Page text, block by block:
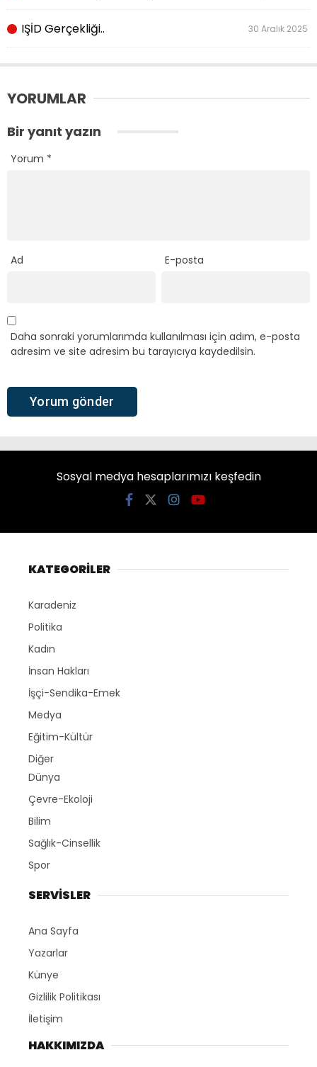
IŞİD Gerçekliği.. 30 Aralık 2025
YORUMLAR
Bir yanıt yazın
Yorum *
Ad E-posta
Daha sonraki yorumlarımda kullanılması için adım, e-posta
adresim ve site adresim bu tarayıcıya kaydedilsin.
Sosyal medya hesaplarımızı keşfedin
KATEGORİLER
Karadeniz
Politika
Kadın
İnsan Hakları
İşçi-Sendika-Emek
Medya
Eğitim-Kültür
Diğer
Dünya
Çevre-Ekoloji
Bilim
Sağlık-Cinsellik
Spor
SERVİSLER
Ana Sayfa
Yazarlar
Künye
Gizlilik Politikası
İletişim
HAKKIMIZDA